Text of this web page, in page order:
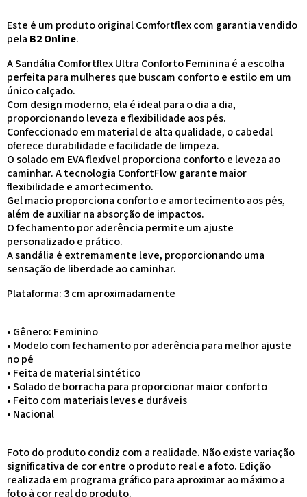
Este é um produto original Comfortflex com garantia vendido
pela B2 Online.
A Sandália Comfortflex Ultra Conforto Feminina é a escolha
perfeita para mulheres que buscam conforto e estilo em um
único calçado.
Com design moderno, ela é ideal para o dia a dia,
proporcionando leveza e flexibilidade aos pés.
Confeccionado em material de alta qualidade, o cabedal
oferece durabilidade e facilidade de limpeza.
O solado em EVA flexível proporciona conforto e leveza ao
caminhar. A tecnologia ConfortFlow garante maior
flexibilidade e amortecimento.
Gel macio proporciona conforto e amortecimento aos pés,
além de auxiliar na absorção de impactos.
O fechamento por aderência permite um ajuste
personalizado e prático.
A sandália é extremamente leve, proporcionando uma
sensação de liberdade ao caminhar.
Plataforma: 3 cm aproximadamente
• Gênero: Feminino
• Modelo com fechamento por aderência para melhor ajuste
no pé
• Feita de material sintéticо
• Solado de borracha para proporcionar maior conforto
• Feito com materiais leves e duráveis
• Nacional
Foto do produto condiz com a realidade. Não existe variação
significativa de cor entre o produto real e a foto. Edição
realizada em programa gráfico para aproximar ao máximo a
foto à cor real do produto.